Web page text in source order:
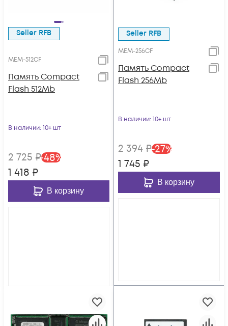
Seller RFB
MEM-512CF
Память Compact
Flash 512Mb
В наличии: 10+ шт
2 725 ₽-48%
1 418 ₽
В корзину
Seller RFB
MEM-256CF
Память Compact
Flash 256Mb
В наличии: 10+ шт
2 394 ₽-27%
1 745 ₽
В корзину